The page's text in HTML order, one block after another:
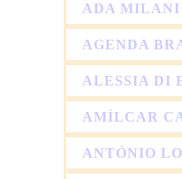
ADA MILANI
AGENDA
ALESSIA DI
AMÍLCAR
ANTÓNIO